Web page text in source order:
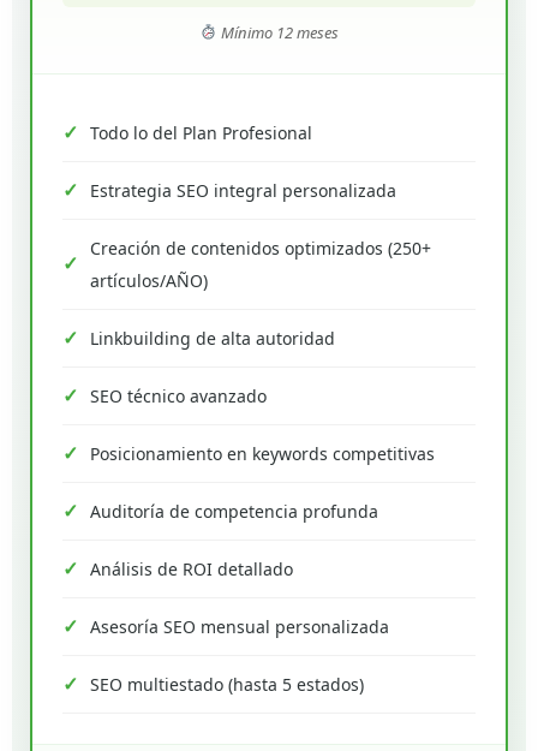
Mínimo 12 meses
Todo lo del Plan Profesional
Estrategia SEO integral personalizada
Creación de contenidos optimizados (250+
artículos/AÑO)
Linkbuilding de alta autoridad
SEO técnico avanzado
Posicionamiento en keywords competitivas
Auditoría de competencia profunda
Análisis de ROI detallado
Asesoría SEO mensual personalizada
SEO multiestado (hasta 5 estados)